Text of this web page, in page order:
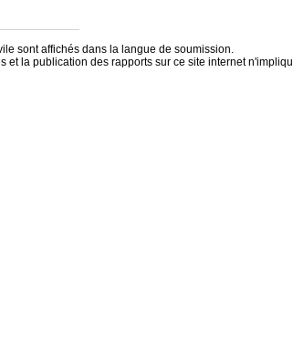
sont affichés dans la langue de soumission.
et la publication des rapports sur ce site internet n'impliqu